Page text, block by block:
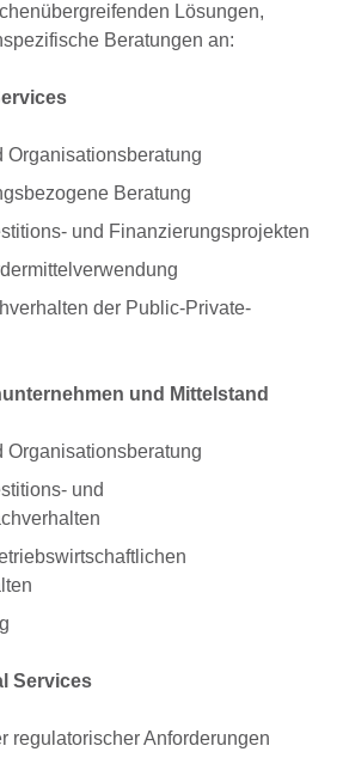
Lösungen,
Beratungen an:
Organisationsberatung
Beratung
und Finanzierungsprojekten
der Public-Private-
und Mittelstand
Organisationsberatung
und
Services
regulatorischer Anforderungen